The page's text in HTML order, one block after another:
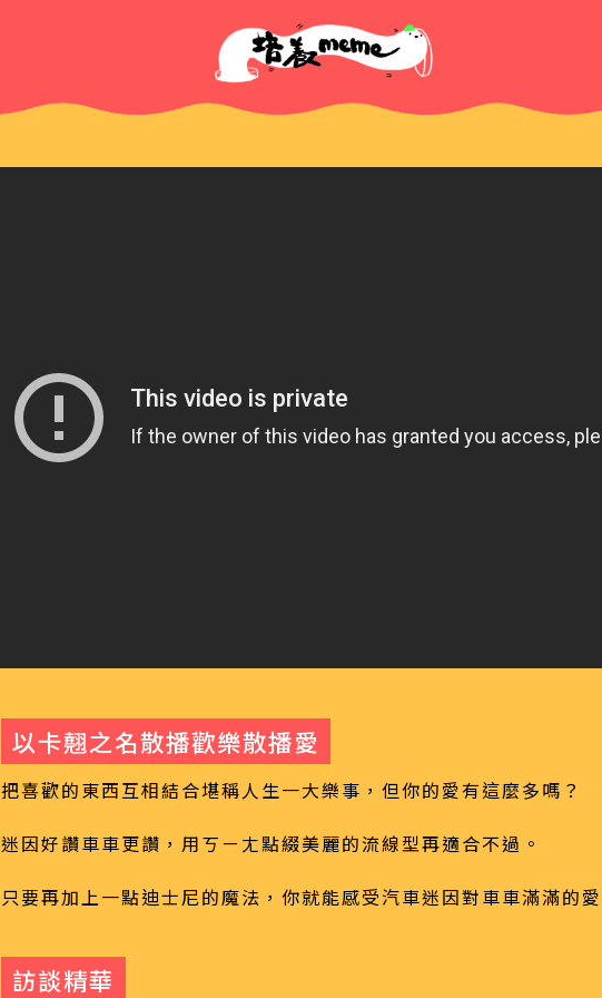
以卡翹之名散播歡樂散播愛
把喜歡的東西互相結合堪稱人生一大樂事，但你的愛有這麼多嗎？
迷因好讚車車更讚，用ㄎㄧㄤ點綴美麗的流線型再適合不過。
只要再加上一點迪士尼的魔法，你就能感受汽車迷因對車車滿滿的
訪談精華